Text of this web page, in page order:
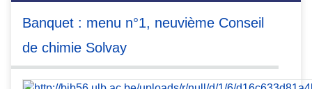
Banquet : menu n°1, neuvième Conseil
de chimie Solvay